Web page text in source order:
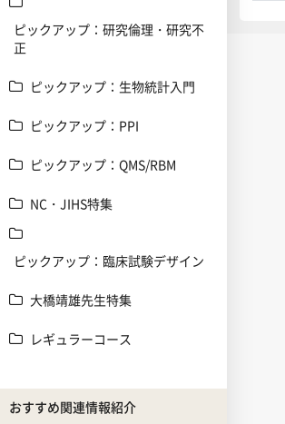
ピックアップ：研究倫理・研究不
正
ピックアップ：生物統計入門
ピックアップ：PPI
ピックアップ：QMS/RBM
NC・JIHS特集
ピックアップ：臨床試験デザイン
大橋靖雄先生特集
レギュラーコース
おすすめ関連情報紹介